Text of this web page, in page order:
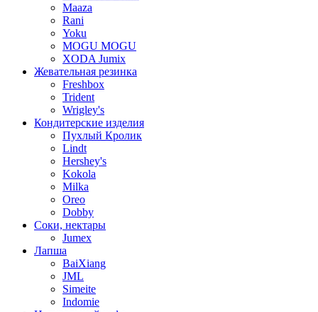
Maaza
Rani
Yoku
MOGU MOGU
XODA Jumix
Жевательная резинка
Freshbox
Trident
Wrigley's
Кондитерские изделия
Пухлый Кролик
Lindt
Hershey's
Kokola
Milka
Oreo
Dobby
Соки, нектары
Jumex
Лапша
BaiXiang
JML
Simeite
Indomie